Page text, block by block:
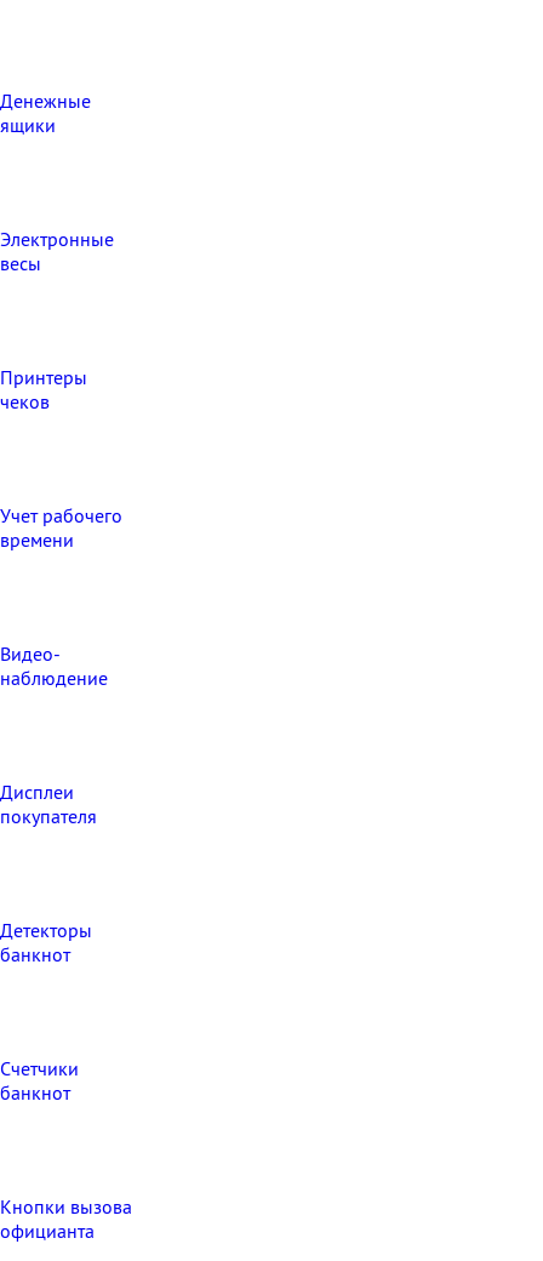
Денежные
ящики
Электронные
весы
Принтеры
чеков
Учет рабочего
времени
Видео‑
наблюдение
Дисплеи
покупателя
Детекторы
банкнот
Счетчики
банкнот
Кнопки вызова
официанта